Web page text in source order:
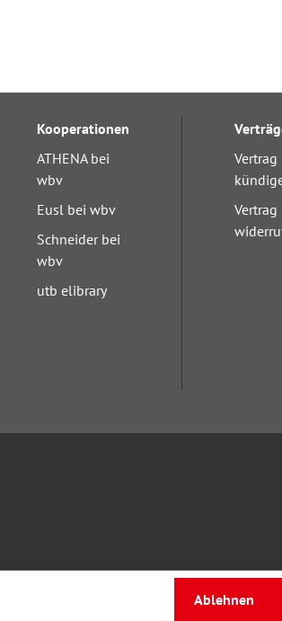
Kooperationen
ATHENA bei
wbv
Eusl bei wbv
Schneider bei
wbv
utb elibrary
Vertrag
Vertrag
Ablehnen